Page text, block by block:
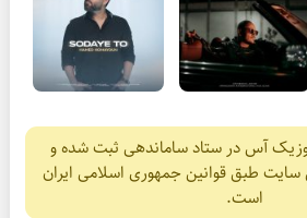
آس در ستاد ساماندهی ثبت شده و
سایت طبق قوانین جمهوری اسلامی ایران
است.